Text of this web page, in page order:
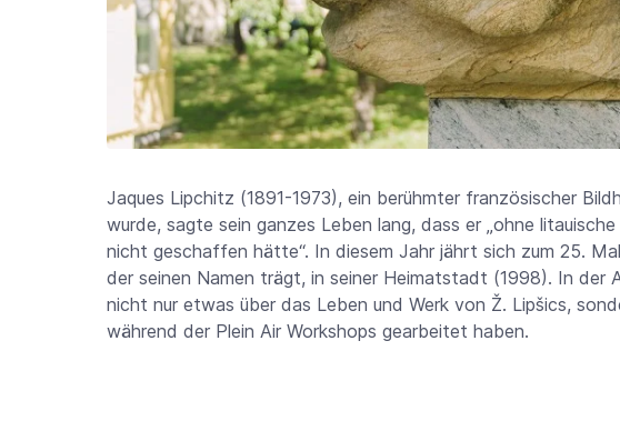
Jaques Lipchitz (1891-1973), ein berühmter französischer
wurde, sagte sein ganzes Leben lang, dass er „ohne
nicht geschaffen hätte“. In diesem Jahr jährt sich zum 25.
der seinen Namen trägt, in seiner Heimatstadt (1998). In der
nicht nur etwas über das Leben und Werk von Ž. Lipšics,
während der Plein Air Workshops gearbeitet haben.